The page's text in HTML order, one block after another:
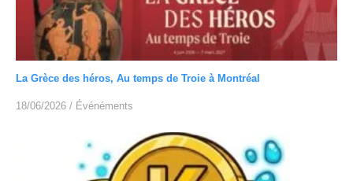
La Grèce des héros, Au temps de Troie à Montréal
18/06/2026 / Événéments